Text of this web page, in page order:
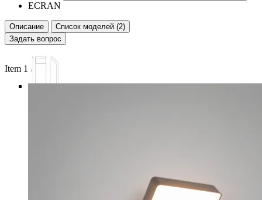
ECRAN
Описание
Список моделей (2)
Задать вопрос
Item 1 of 6